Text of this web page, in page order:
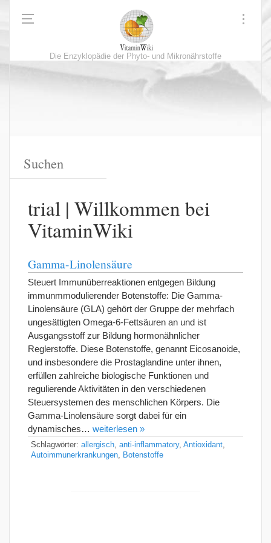
Die Enzyklopädie der Phyto- und Mikronährstoffe
trial | Willkommen bei
VitaminWiki
Gamma-Linolensäure
Steuert Immunüberreaktionen entgegen Bildung
immunmmodulierender Botenstoffe: Die Gamma-
Linolensäure (GLA) gehört der Gruppe der mehrfach
ungesättigten Omega-6-Fettsäuren an und ist
Ausgangsstoff zur Bildung hormonähnlicher
Reglerstoffe. Diese Botenstoffe, genannt Eicosanoide,
und insbesondere die Prostaglandine unter ihnen,
erfüllen zahlreiche biologische Funktionen und
regulierende Aktivitäten in den verschiedenen
Steuersystemen des menschlichen Körpers. Die
Gamma-Linolensäure sorgt dabei für ein
dynamisches… weiterlesen »
Schlagwörter: allergisch anti-inflammatory, Antioxidant
Autoimmunerkrankungen
Botenstoffe